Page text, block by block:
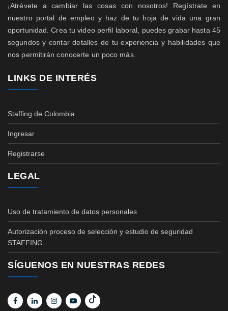
¡Atrévete a cambiar las cosas con nosotros! Regístrate en
nuestro portal de empleo y haz de tu hoja de vida una gran
oportunidad. Crea tu video perfil laboral, puedes grabar hasta 45
segundos y contar detalles de tu experiencia y habilidades que
nos permitirán conocerte un poco más.
LINKS DE INTERÉS
Staffing de Colombia
Ingresar
Registrarse
LEGAL
Uso de tratamiento de datos personales
Autorización proceso de selección y estudio de seguridad
STAFFING
SÍGUENOS EN NUESTRAS REDES